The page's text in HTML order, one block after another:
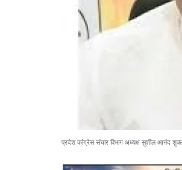
प्रदेश कांग्रेस संचार विभाग अध्यक्ष सुशील आनंद